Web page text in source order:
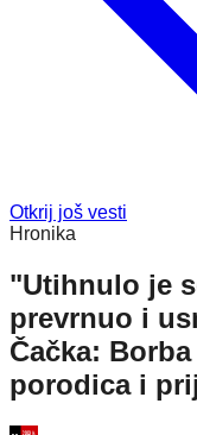
Otkrij još vesti
Hronika
"Utihnulo je
prevrnuo i
Čačka:
porodica i